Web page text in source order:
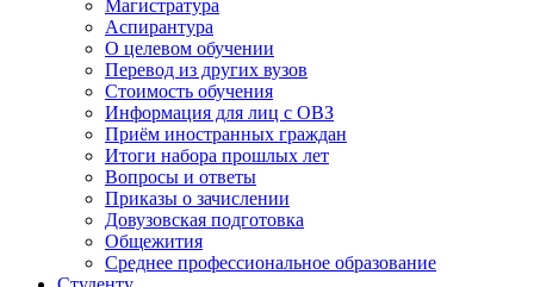
Магистратура
Аспирантура
О целевом обучении
Перевод из других вузов
Стоимость обучения
Информация для лиц с ОВЗ
Приём иностранных граждан
Итоги набора прошлых лет
Вопросы и ответы
Приказы о зачислении
Довузовская подготовка
Общежития
Среднее профессиональное образование